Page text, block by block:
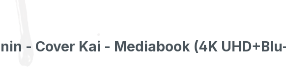
- Cover Kai - Mediabook (4K